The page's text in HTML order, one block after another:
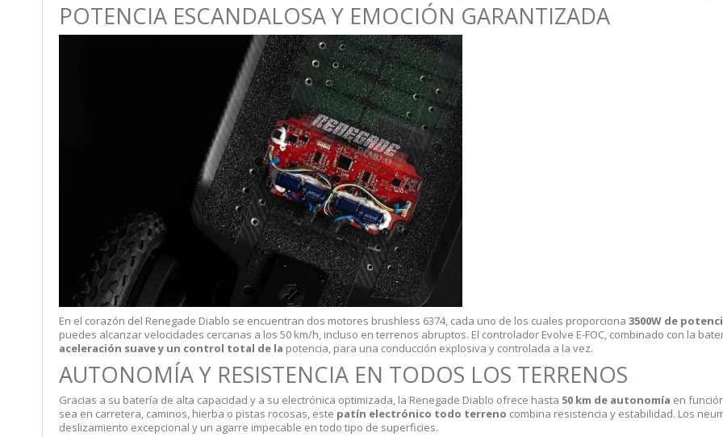
POTENCIA ESCANDALOSA Y EMOCIÓN GARANTIZADA
En el corazón del Renegade Diablo se encuentran dos motores brushless 6374, cada uno de los cuales proporciona 3500W de
puedes alcanzar velocidades cercanas a los 50 km/h, incluso en terrenos abruptos. El controlador Evolve E-FOC, combinado con la
aceleración suave y un control total de la potencia, para una conducción explosiva y controlada a la vez.
AUTONOMÍA Y RESISTENCIA EN TODOS LOS TERRENOS
Gracias a su batería de alta capacidad y a su electrónica optimizada, la Renegade Diablo ofrece hasta 50 km de autonomía en
sea en carretera, caminos, hierba o pistas rocosas, este patín electrónico todo terreno combina resistencia y estabilidad. Los
deslizamiento excepcional y un agarre impecable en todo tipo de superficies.